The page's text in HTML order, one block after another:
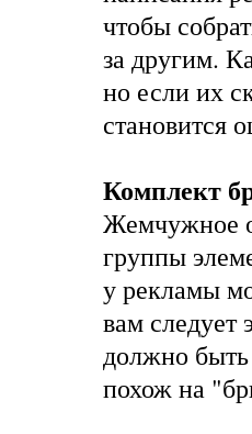
чтобы
за другим.
но если их
становится
Комплект
Жемчужное
группы
у рекламы
вам
должно
похож на